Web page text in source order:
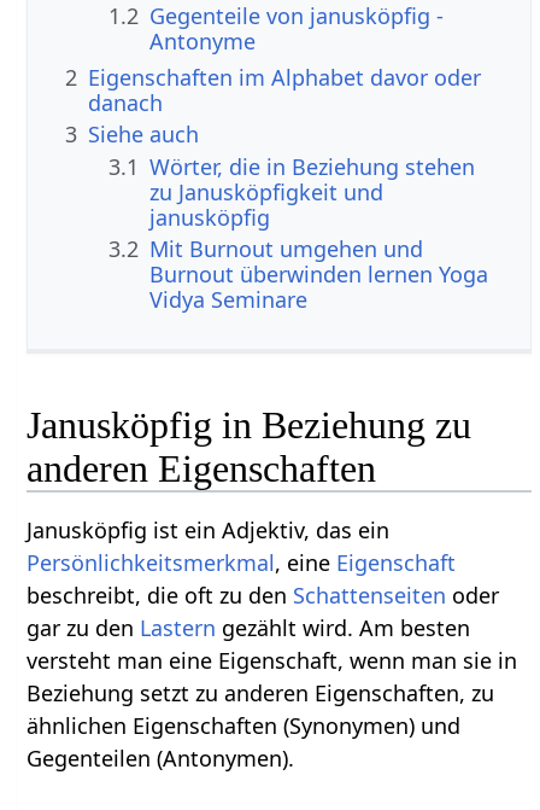
1.2 Gegenteile von janusköpfig -
Antonyme
2 Eigenschaften im Alphabet davor oder
danach
3 Siehe auch
3.1 Wörter, die in Beziehung stehen
zu Janusköpfigkeit und
janusköpfig
3.2 Mit Burnout umgehen und
Burnout überwinden lernen Yoga
Vidya Seminare
Janusköpfig in Beziehung zu
anderen Eigenschaften
Janusköpfig ist ein Adjektiv, das ein
Persönlichkeitsmerkmal, eine Eigenschaft
beschreibt, die oft zu den Schattenseiten oder
gar zu den Lastern gezählt wird. Am besten
versteht man eine Eigenschaft, wenn man sie in
Beziehung setzt zu anderen Eigenschaften, zu
ähnlichen Eigenschaften (Synonymen) und
Gegenteilen (Antonymen).